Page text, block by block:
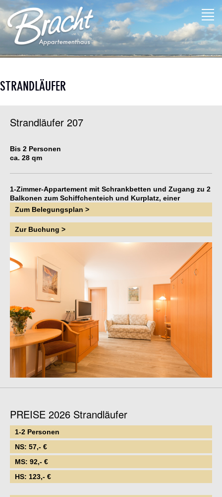
STRANDLÄUFER
Strandläufer 207
Bis 2 Personen
ca. 28 qm
1-Zimmer-Appartement mit Schrankbetten und Zugang zu 2
Balkonen zum Schiffchenteich und Kurplatz, einer
Miniküche mit Mikrowelle, Bad mit Fenster und Flur.
Zur Buchung >
Zum Belegungsplan >
PREISE 2026 Strandläufer
1-2 Personen
NS: 57,- €
MS: 92,- €
HS: 123,- €